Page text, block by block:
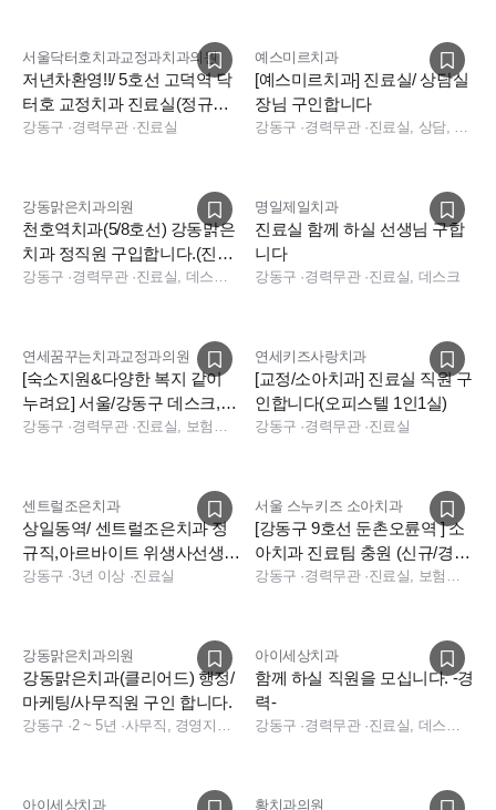
서울닥터호치과교정과치과의원
저년차환영!!/ 5호선 고덕역 닥
터호 교정치과 진료실(정규직/
파트타임) 모십니다
강동구 ·경력무관·진료실
예스미르치과
[예스미르치과] 진료실/ 상담실
장님 구인합니다
강동구 ·경력무관·
강동맑은치과의원
천호역치과(5/8호선) 강동맑은
치과 정직원 구입합니다.(진료
실/상담)
강동구 ·경력무관·
명일제일치과
진료실 함께 하실 선생님 구합
니다
강동구 ·경력무관·진료실, 데스크
연세꿈꾸는치과교정과의원
[숙소지원&다양한 복지 같이
누려요] 서울/강동구 데스크,교
정과 진료팀원 환영합니다.
강동구 ·경력무관·
연세키즈사랑치과
[교정/소아치과] 진료실 직원 구
인합니다(오피스텔 1인1실)
강동구 ·경력무관·진료실
센트럴조은치과
상일동역/ 센트럴조은치과 정
규직,아르바이트 위생사선생님
모집합니다. (시급 24,000원)
강동구 ·3년 이상 ·진료실
서울 스누키즈 소아치과
[강동구 9호선 둔촌오륜역 ] 소
아치과 진료팀 충원 (신규/경
력)
강동구 ·경력무관·
강동맑은치과의원
강동맑은치과(클리어드) 행정/
마케팅/사무직원 구인 합니다.
강동구 ·2 ~ 5년 ·
아이세상치과
함께 하실 직원을 모십니다. -경
력-
강동구 ·경력무관·
아이세상치과 황치과의원